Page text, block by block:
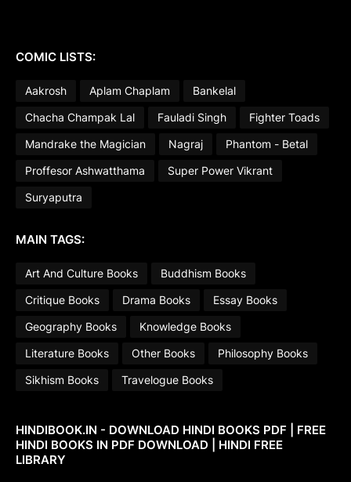
COMIC LISTS:
Aakrosh Aplam Chaplam
Bankelal
Chacha Champak Lal
Fauladi Singh
Fighter Toads
Mandrake the Magician
Nagraj
Phantom - Betal
Proffesor Ashwatthama
Super Power Vikrant
Suryaputra
MAIN TAGS:
Art And Culture Books
Buddhism Books
Critique Books
Drama Books
Essay Books
Geography Books
Knowledge Books
Literature Books
Other Books
Philosophy Books
Sikhism Books
Travelogue Books
HINDIBOOK.IN - DOWNLOAD HINDI BOOKS PDF | FREE
HINDI BOOKS IN PDF DOWNLOAD | HINDI FREE
LIBRARY